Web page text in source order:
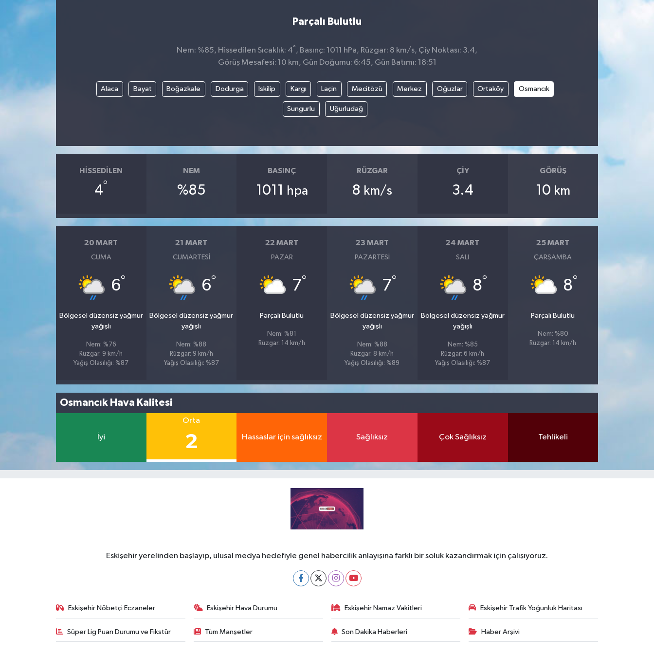
Parçalı Bulutlu
Nem: %85, Hissedilen Sıcaklık: 4° , Basınç: 1011 hPa, Rüzgar: 8 km/s, Çiy Noktası: 3.4,
Görüş Mesafesi: 10 km, Gün Doğumu: 6:45, Gün Batımı: 18:51
Alaca Bayat Boğazkale Dodurga İskilip Kargı Laçin Mecitözü Merkez Oğuzlar Ortaköy Osmancık
Sungurlu Uğurludağ
HISSEDILEN
4°
NEM
%85
BASINÇ
1011 hpa
RÜZGAR
8 km/s
ÇIY
3.4
GÖRÜŞ
10 km
20 MART
CUMA
6°
Bölgesel düzensiz yağmur
yağışlı
Nem: %76
Rüzgar: 9 km/h
Yağış Olasılığı: %87
21 MART
CUMARTESI
6°
Bölgesel düzensiz yağmur
yağışlı
Nem: %88
Rüzgar: 9 km/h
Yağış Olasılığı: %87
22 MART
PAZAR
7°
Parçalı Bulutlu
Nem: %81
Rüzgar: 14 km/h
23 MART
PAZARTESI
7°
Bölgesel düzensiz yağmur
yağışlı
Nem: %88
Rüzgar: 8 km/h
Yağış Olasılığı: %89
24 MART
SALI
8°
Bölgesel düzensiz yağmur
yağışlı
Nem: %85
Rüzgar: 6 km/h
Yağış Olasılığı: %87
25 MART
ÇARŞAMBA
8°
Parçalı Bulutlu
Nem: %80
Rüzgar: 14 km/h
Osmancık Hava Kalitesi
İyi
Orta
2 Hassaslar için sağlıksız Sağlıksız Çok Sağlıksız Tehlikeli
Eskişehir yerelinden başlayıp, ulusal medya hedefiyle genel habercilik anlayışına farklı bir soluk kazandırmak için çalışıyoruz.
Eskişehir Nöbetçi Eczaneler Eskişehir Hava Durumu Eskişehir Namaz Vakitleri Eskişehir Trafik Yoğunluk Haritası
Süper Lig Puan Durumu ve Fikstür Tüm Manşetler Son Dakika Haberleri Haber Arşivi